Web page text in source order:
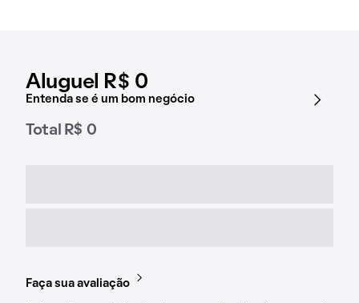
Aluguel R$ 0
Entenda se é um bom negócio
Total R$ 0
Faça sua avaliação